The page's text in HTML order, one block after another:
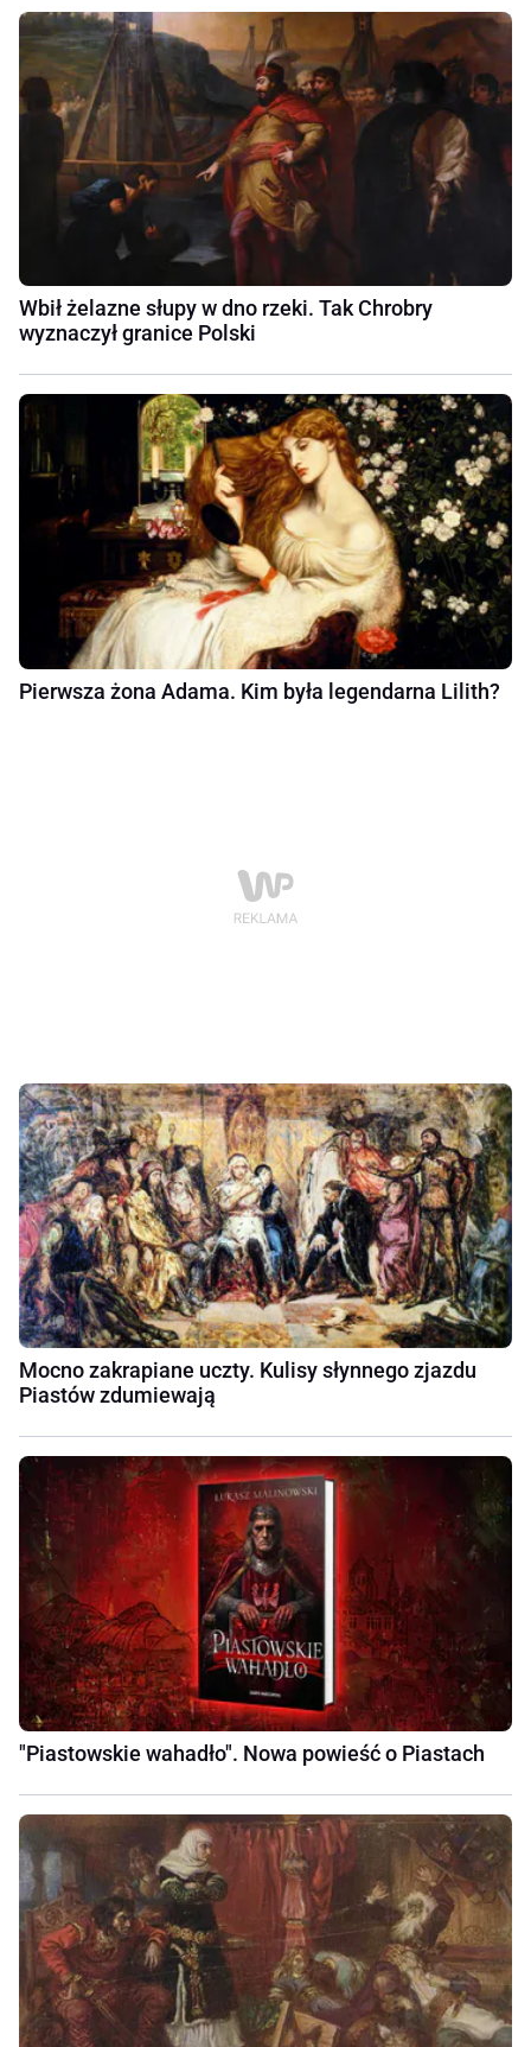
Wbił żelazne słupy w dno rzeki. Tak Chrobry
wyznaczył granice Polski
Pierwsza żona Adama. Kim była legendarna Lilith?
Mocno zakrapiane uczty. Kulisy słynnego zjazdu
Piastów zdumiewają
"Piastowskie wahadło". Nowa powieść o Piastach